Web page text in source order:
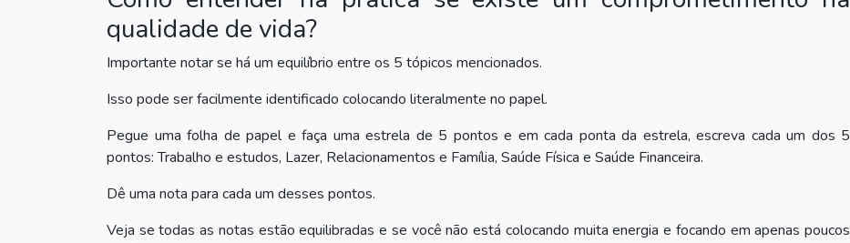
qualidade de vida?
Importante notar se há um equilíbrio entre os 5 tópicos mencionados.
Isso pode ser facilmente identificado colocando literalmente no papel.
Pegue uma folha de papel e faça uma estrela de 5 pontos e em cada ponta da estrela, escreva cada um dos 5
pontos: Trabalho e estudos, Lazer, Relacionamentos e Família, Saúde Física e Saúde Financeira.
Dê uma nota para cada um desses pontos.
Veja se todas as notas estão equilibradas e se você não está colocando muita energia e focando em apenas poucos